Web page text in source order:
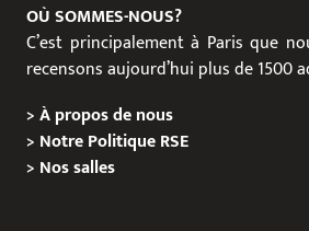
OÙ SOMMES-NOUS?
C’est principalement à Paris que
recensons aujourd’hui plus de 1500
>À propos de nous
> Notre Politique RSE
> Nos salles